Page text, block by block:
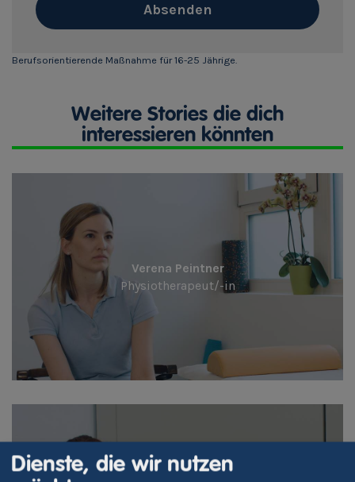
Absenden
Berufsorientierende Maßnahme für 16-25 Jährige.
Weitere Stories die dich
interessieren könnten
Verena Peintner
Physiotherapeut/-in
Dienste, die wir nutzen